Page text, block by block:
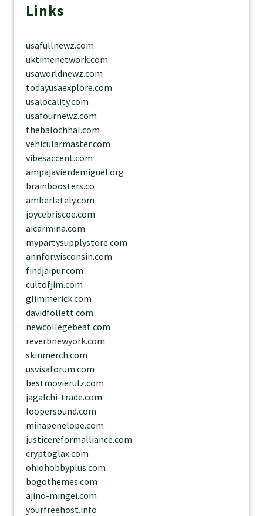
Links
usafullnewz.com
uktimenetwork.com
usaworldnewz.com
todayusaexplore.com
usalocality.com
usafournewz.com
thebalochhal.com
vehicularmaster.com
vibesaccent.com
ampajavierdemiguel.org
brainboosters.co
amberlately.com
joycebriscoe.com
aicarmina.com
mypartysupplystore.com
annforwisconsin.com
findjaipur.com
cultofjim.com
glimmerick.com
davidfollett.com
newcollegebeat.com
reverbnewyork.com
skinmerch.com
usvisaforum.com
bestmovierulz.com
jagalchi-trade.com
loopersound.com
minapenelope.com
justicereformalliance.com
cryptoglax.com
ohiohobbyplus.com
bogothemes.com
ajino-mingei.com
yourfreehost.info